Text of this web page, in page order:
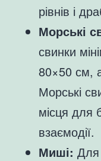
рівнів і
Морські
свинки
80×50 см,
Морські
місця для
взаємодії.
Миші: Для